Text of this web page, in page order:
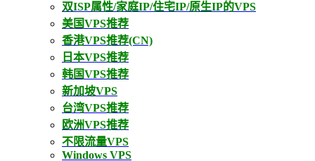
双ISP属性/家庭IP/住宅IP/原生IP的VPS
美国VPS推荐
香港VPS推荐(CN)
日本VPS推荐
韩国VPS推荐
新加坡VPS
台湾VPS推荐
欧洲VPS推荐
不限流量VPS
Windows VPS